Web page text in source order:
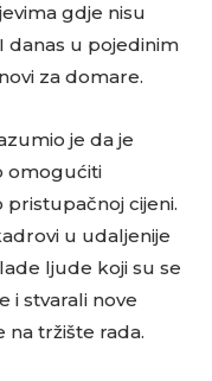
gdje nisu
danas u pojedinim
za domare.
je da je
omogućiti
pristupačnoj cijeni.
u udaljenije
ljude koji su se
i stvarali nove
na tržište rada.